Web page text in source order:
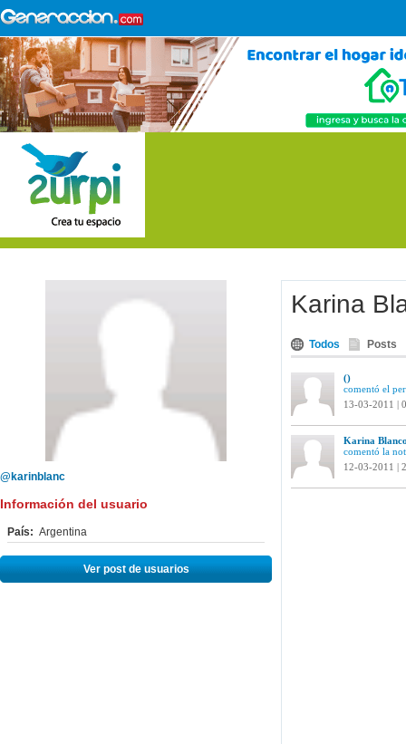
@karinblanc
Información del usuario
País: Argentina
Ver post de usuarios
Karina
Todos Posts
()
comentó el
13-03-2011 |
Karina
comentó la
12-03-2011 |